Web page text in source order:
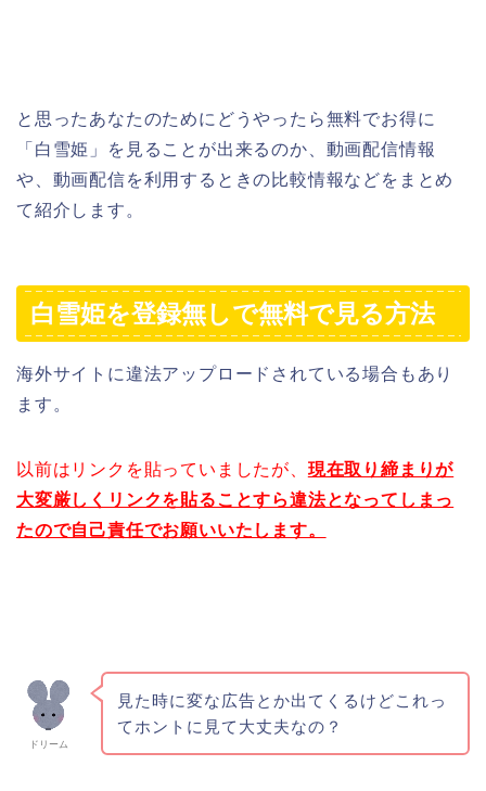
と思ったあなたのためにどうやったら無料でお得に
「白雪姫」を見ることが出来るのか、動画配信情報
や、動画配信を利用するときの比較情報などをまとめ
て紹介します。
白雪姫を登録無しで無料で見る方法
海外サイトに違法アップロードされている場合もあり
ます。
以前はリンクを貼っていましたが、 現在取り締まりが
大変厳しくリンクを貼ることすら違法となってしまっ
たので自己責任でお願いいたします。
ドリーム
見た時に変な広告とか出てくるけどこれっ
てホントに見て大丈夫なの？